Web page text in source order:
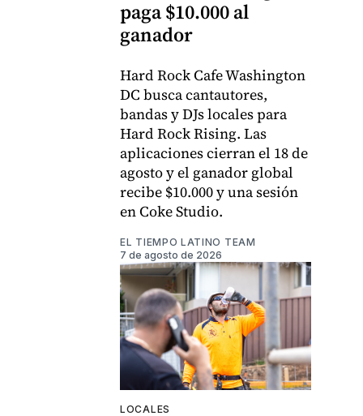
paga $10.000 al
ganador
Hard Rock Cafe Washington
DC busca cantautores,
bandas y DJs locales para
Hard Rock Rising. Las
aplicaciones cierran el 18 de
agosto y el ganador global
recibe $10.000 y una sesión
en Coke Studio.
EL TIEMPO LATINO TEAM
7 de agosto de 2026
LOCALES